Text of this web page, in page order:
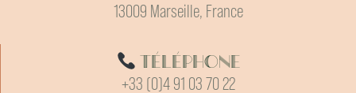
13009 Marseille, France
Téléphone
+33 (0)4 91 03 70 22